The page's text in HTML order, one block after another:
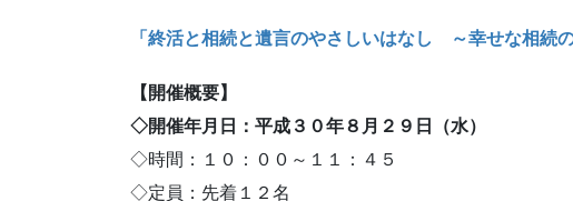
「終活と相続と遺言のやさしいはなし ～幸せな相続
【開催概要】
◇開催年月日：平成３０年８月２９日（水）
◇時間：１０：００～１１：４５
◇定員：先着１２名